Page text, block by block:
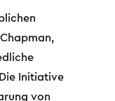
Initiative
von